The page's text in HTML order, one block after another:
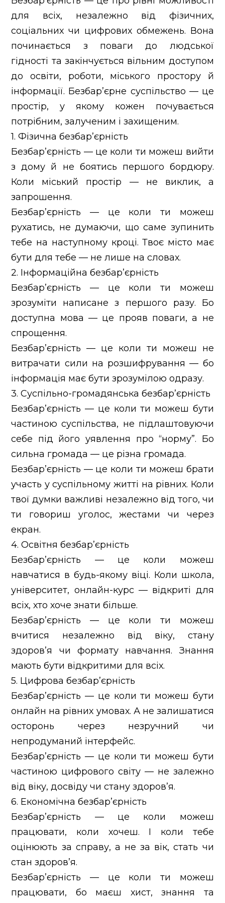
Контакти
Новини
для всіх, незалежно від фізичних,
соціальних чи цифрових обмежень. Вона
починається з поваги до людської
гідності та закінчується вільним доступом
до освіти, роботи, міського простору й
інформації. Безбар’єрне суспільство — це
простір, у якому кожен почувається
потрібним, залученим і захищеним.
1. Фізична безбар’єрність
Безбар’єрність — це коли ти можеш вийти
з дому й не боятись першого бордюру.
Коли міський простір — не виклик, а
запрошення.
Безбар’єрність — це коли ти можеш
рухатись, не думаючи, що саме зупинить
тебе на наступному кроці. Твоє місто має
бути для тебе — не лише на словах.
2. Інформаційна безбар’єрність
Безбар’єрність — це коли ти можеш
зрозуміти написане з першого разу. Бо
доступна мова — це прояв поваги, а не
спрощення.
Безбар’єрність — це коли ти можеш не
витрачати сили на розшифрування — бо
інформація має бути зрозумілою одразу.
3. Суспільно-громадянська безбар’єрність
Безбар’єрність — це коли ти можеш бути
частиною суспільства, не підлаштовуючи
себе під його уявлення про “норму”. Бо
сильна громада — це різна громада.
Безбар’єрність — це коли ти можеш брати
участь у суспільному житті на рівних. Коли
твої думки важливі незалежно від того, чи
ти говориш уголос, жестами чи через
екран.
4. Освітня безбар’єрність
Безбар’єрність — це коли можеш
навчатися в будь-якому віці. Коли школа,
університет, онлайн-курс — відкриті для
всіх, хто хоче знати більше.
Безбар’єрність — це коли ти можеш
вчитися незалежно від віку, стану
здоров’я чи формату навчання. Знання
мають бути відкритими для всіх.
5. Цифрова безбар’єрність
Безбар’єрність — це коли ти можеш бути
онлайн на рівних умовах. А не залишатися
осторонь через незручний чи
непродуманий інтерфейс.
Безбар’єрність — це коли ти можеш бути
частиною цифрового світу — не залежно
від віку, досвіду чи стану здоров’я.
6. Економічна безбар’єрність
Безбар’єрність — це коли можеш
працювати, коли хочеш. І коли тебе
оцінюють за справу, а не за вік, стать чи
стан здоров’я.
Безбар’єрність — це коли ти можеш
працювати, бо маєш хист, знання та